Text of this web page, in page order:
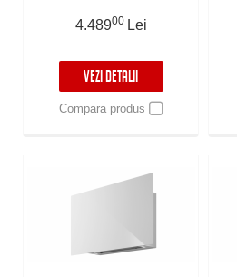
4.48900 Lei
VEZI DETALII
Compara produs